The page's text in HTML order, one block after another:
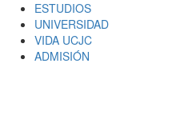
ESTUDIOS
UNIVERSIDAD
VIDA UCJC
ADMISIÓN